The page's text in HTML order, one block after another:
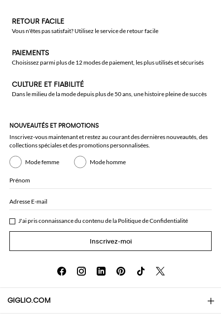
RETOUR FACILE
Vous n'êtes pas satisfait? Utilisez le service de retour facile
PAIEMENTS
Choisissez parmi plus de 12 modes de paiement, les plus utilisés et sécurisés
CULTURE ET FIABILITÉ
Dans le milieu de la mode depuis plus de 50 ans, une histoire pleine de succès
NOUVEAUTÉS ET PROMOTIONS
Inscrivez-vous maintenant et restez au courant des dernières nouveautés, des
collections spéciales et des promotions personnalisées.
Mode femme Mode homme
Prénom
Adresse E-mail
J'ai pris connaissance du contenu de la Politique de Confidentialité
Inscrivez-moi
GIGLIO.COM